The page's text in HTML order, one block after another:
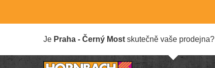
Je Praha - Černý Most skutečně vaše prodejna?